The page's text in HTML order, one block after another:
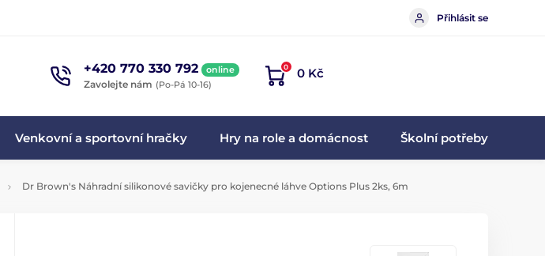
Přihlásit se
+420 770 330 792 online
Zavolejte nám (Po-Pá 10-16)
0 0 Kč
Venkovní a sportovní hračky Hry na role a domácnost Školní potřeby
Dr Brown's Náhradní silikonové savičky pro kojenecné láhve Options Plus 2ks, 6m